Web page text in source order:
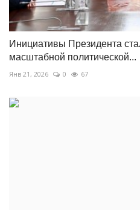
Инициативы Президента
масштабной политической...
Янв 21, 2026 0 67